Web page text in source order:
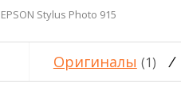
Stylus Photo 915
Оригиналы (1) /